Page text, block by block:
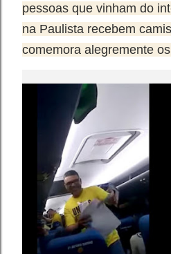
pessoas que vinham do
na Paulista recebem
comemora alegremente os